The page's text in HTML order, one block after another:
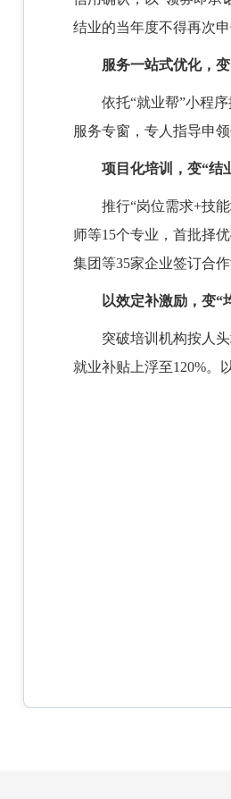
结业的当年度不得再次
服务一站式优化，变
依托“就业帮”小程
服务专窗，专人指导申
项目化培训，变“结
推行“岗位需求+技
师等15个专业，首批择
集团等35家企业签订合
以效定补激励，变“
突破培训机构按人
就业补贴上浮至120%。